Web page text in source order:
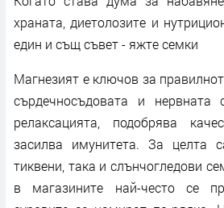
храната, диетолозите и
един и същ съвет - яжте семки
Магнезият е ключов за
сърдечносъдовата и нервната
релаксацията, подобрява
засилва имунитета. За целта
тиквени, така и слънчогледови
в магазините най-често се